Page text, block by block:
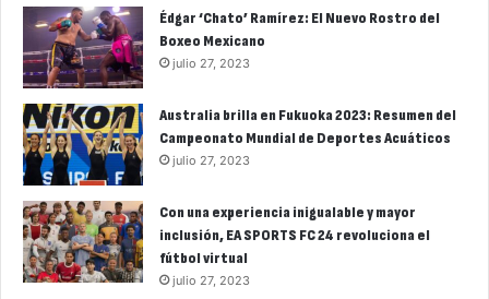
Édgar ‘Chato’ Ramírez: El Nuevo Rostro del
Boxeo Mexicano
julio 27, 2023
Australia brilla en Fukuoka 2023: Resumen del
Campeonato Mundial de Deportes Acuáticos
julio 27, 2023
Con una experiencia inigualable y mayor
inclusión, EA SPORTS FC 24 revoluciona el
fútbol virtual
julio 27, 2023